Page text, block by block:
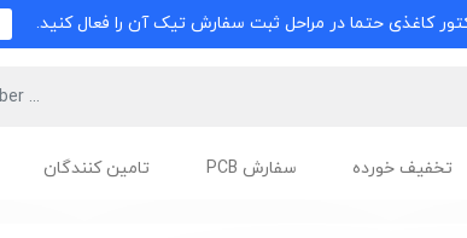
کاغذی حتما در مراحل ثبت سفارش تیک آن را فعال کنید.
تخفیف خورده سفارش PCB تامین کنندگان